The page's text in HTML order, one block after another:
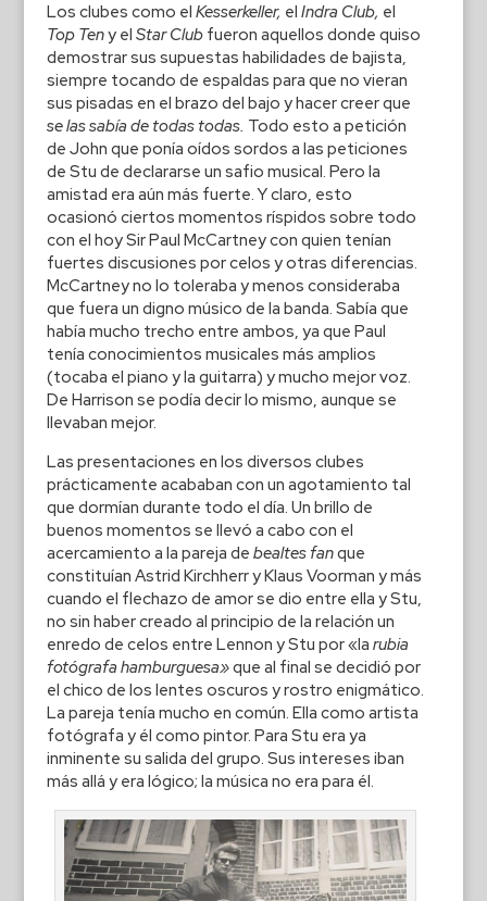
Los clubes como el Kesserkeller, el Indra Club, el
Top Teny el Star Club fueron aquellos donde quiso
demostrar sus supuestas habilidades de bajista,
siempre tocando de espaldas para que no vieran
sus pisadas en el brazo del bajo y hacer creer que
se las sabía de todas todas. Todo esto a petición
de John que ponía oídos sordos a las peticiones
de Stu de declararse un safio musical. Pero la
amistad era aún más fuerte. Y claro, esto
ocasionó ciertos momentos ríspidos sobre todo
con el hoy Sir Paul McCartney con quien tenían
fuertes discusiones por celos y otras diferencias.
McCartney no lo toleraba y menos consideraba
que fuera un digno músico de la banda. Sabía que
había mucho trecho entre ambos, ya que Paul
tenía conocimientos musicales más amplios
(tocaba el piano y la guitarra) y mucho mejor voz.
De Harrison se podía decir lo mismo, aunque se
llevaban mejor.
Las presentaciones en los diversos clubes
prácticamente acababan con un agotamiento tal
que dormían durante todo el día. Un brillo de
buenos momentos se llevó a cabo con el
acercamiento a la pareja de bealtes fanque
constituían Astrid Kirchherr y Klaus Voorman y más
cuando el flechazo de amor se dio entre ella y Stu,
no sin haber creado al principio de la relación un
enredo de celos entre Lennon y Stu por «la rubia
fotógrafa hamburguesa»que al final se decidió por
el chico de los lentes oscuros y rostro enigmático.
La pareja tenía mucho en común. Ella como artista
fotógrafa y él como pintor. Para Stu era ya
inminente su salida del grupo. Sus intereses iban
más allá y era lógico; la música no era para él.